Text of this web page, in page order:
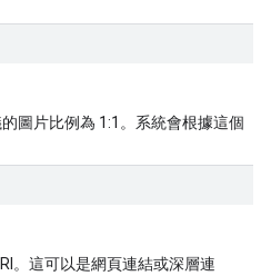
圖片比例為 1:1。系統會根據這個
。這可以是網頁連結或深層連